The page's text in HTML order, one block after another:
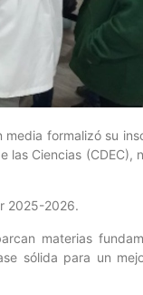
formalizó su
Ciencias (CDEC),
2025-2026.
materias
sólida para un